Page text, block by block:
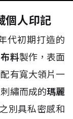
個人印記
代初期打造的
料製作，表面
有寬大領片一
繡而成的瑪麗
別具私密感和